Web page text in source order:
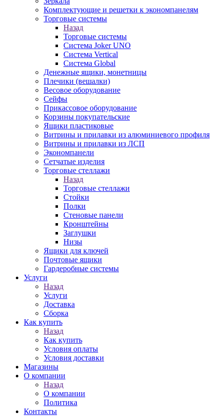
Комплектующие и решетки к экономпанелям
Торговые системы
Назад
Торговые системы
Система Joker UNO
Система Vertical
Система Global
Денежные ящики, монетницы
Плечики (вешалки)
Весовое оборудование
Сейфы
Прикассовое оборудование
Корзины покупательские
Ящики пластиковые
Витрины и прилавки из алюминиевого профиля
Витрины и прилавки из ЛСП
Экономпанели
Сетчатые изделия
Торговые стеллажи
Назад
Торговые стеллажи
Стойки
Полки
Стеновые панели
Кронштейны
Заглушки
Низы
Ящики для ключей
Почтовые ящики
Гардеробные системы
Услуги
Назад
Услуги
Доставка
Сборка
Как купить
Назад
Как купить
Условия оплаты
Условия доставки
Магазины
О компании
Назад
О компании
Политика
Контакты